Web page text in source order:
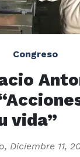
Congreso
vida”
Diciembre 11,